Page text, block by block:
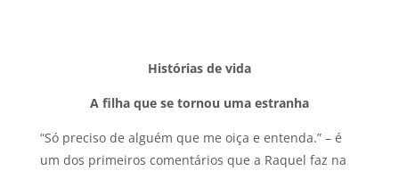
Histórias de vida
A filha que se tornou uma estranha
“Só preciso de alguém que me oiça e entenda.” – é
um dos primeiros comentários que a Raquel faz na